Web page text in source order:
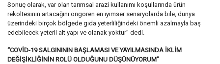
Sonuç olarak, var olan tarımsal arazi kullanımı koşullarında ürün
rekoltesinin artacağını öngören en iyimser senaryolarda bile, dünya
üzerindeki birçok bölgede gıda yeterliliğindeki önemli azalmayla baş
edebilecek yeterli alt yapı ve olanak yoktur” dedi.
“COVİD-19 SALGINININ BAŞLAMASI VE YAYILMASINDA İKLİM
DEĞİŞİKLİĞİNİN ROLÜ OLDUĞUNU DÜŞÜNÜYORUM”